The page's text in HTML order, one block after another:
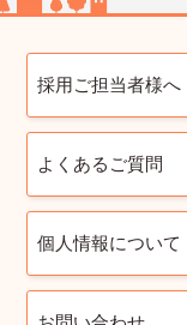
採用ご担当者様へ
よくあるご質問
個人情報について